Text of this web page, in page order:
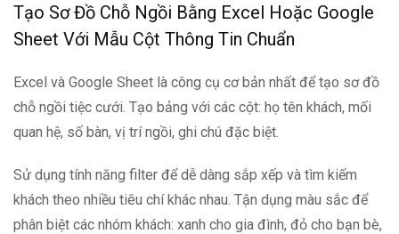
Tạo Sơ Đồ Chỗ Ngồi Bằng Excel Hoặc Google
Sheet Với Mẫu Cột Thông Tin Chuẩn
Excel và Google Sheet là công cụ cơ bản nhất để tạo sơ đồ
chỗ ngồi tiệc cưới. Tạo bảng với các cột: họ tên khách, mối
quan hệ, số bàn, vị trí ngồi, ghi chú đặc biệt.
Sử dụng tính năng filter để dễ dàng sắp xếp và tìm kiếm
khách theo nhiều tiêu chí khác nhau. Tận dụng màu sắc để
phân biệt các nhóm khách: xanh cho gia đình, đỏ cho bạn bè,